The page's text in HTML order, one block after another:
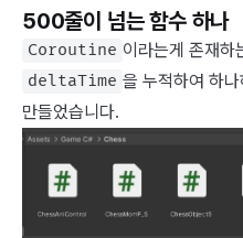
500줄이 넘는 함수 하나
Coroutine 이라는게 존재하
deltaTime 을 누적하여 하
만들었습니다.